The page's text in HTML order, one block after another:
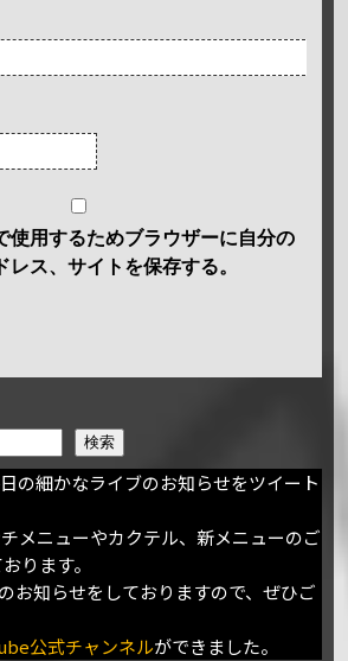
使用するためブラウザーに自分の
ス、サイトを保存する。
検索
の細かなライブのお知らせをツイート
メニューやカクテル、新メニューのご
ります。
お知らせをしておりますので、ぜひご
公式チャンネルができました。